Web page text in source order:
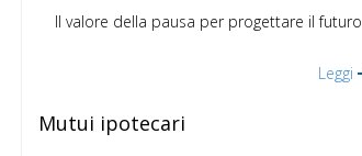
Il valore della pausa per progettare il futuro
Leggi
Mutui ipotecari